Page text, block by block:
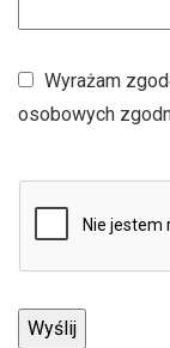
Wyrażam
osobowych